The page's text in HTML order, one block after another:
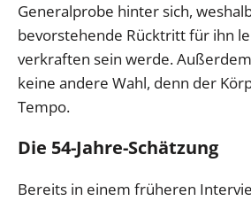
Generalprobe hinter sich,
bevorstehende Rücktritt für ihn
verkraften sein werde.
keine andere Wahl, denn der
Tempo.
Die 54-Jahre-Schätzung
Bereits in einem früheren